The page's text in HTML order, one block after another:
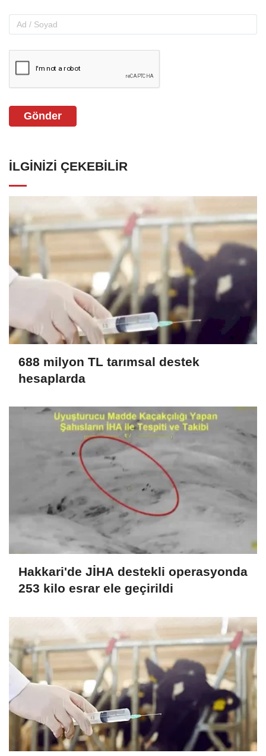
Gönder
İLGINIZI ÇEKEBILIR
688 milyon TL tarımsal destek
hesaplarda
Hakkari'de JİHA destekli operasyonda
253 kilo esrar ele geçirildi